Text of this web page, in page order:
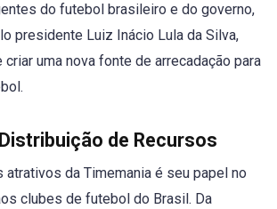
do futebol brasileiro e do governo,
presidente Luiz Inácio Lula da Silva,
uma nova fonte de arrecadação para
de Recursos
atrativos da Timemania é seu papel no
clubes de futebol do Brasil. Da